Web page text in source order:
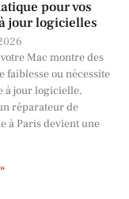
pour vos
jour logicielles
Mac montre des
faiblesse ou nécessite
à jour logicielle,
réparateur de
à Paris devient une